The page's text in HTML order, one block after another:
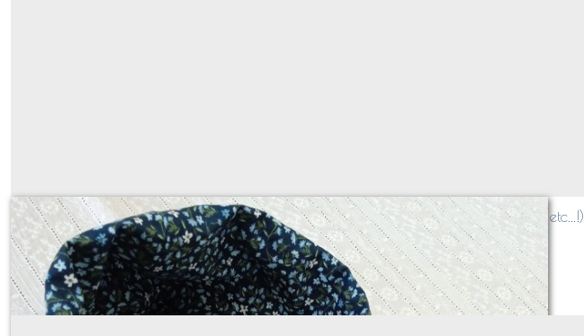
cape en velours côtelé / longueur TAILLE (Doublure au choix! Liberty, Rayé, Jouy, etc...!)
À partir de 51€